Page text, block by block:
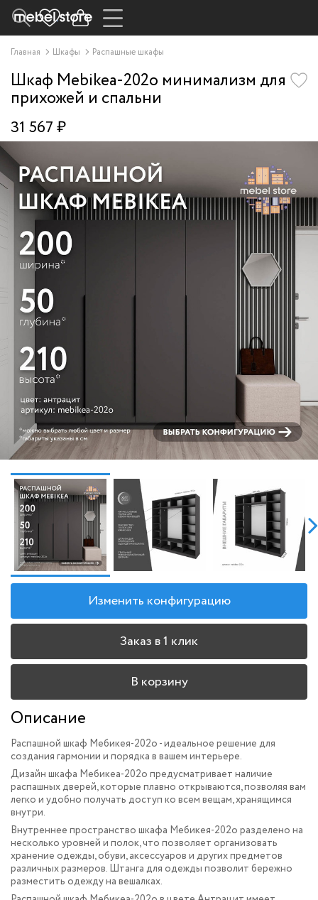
Главная Шкафы Распашные шкафы
Шкаф Mebikea-202o минимализм для
прихожей и спальни
31 567 ₽
Изменить конфигурацию
Заказ в 1 клик
В корзину
Описание
Распашной шкаф Мебикея-202o - идеальное решение для
создания гармонии и порядка в вашем интерьере.
Дизайн шкафа Мебикеа-202o предусматривает наличие
распашных дверей, которые плавно открываются, позволяя вам
легко и удобно получать доступ ко всем вещам, хранящимся
внутри.
Внутреннее пространство шкафа Мебикея-202o разделено на
несколько уровней и полок, что позволяет организовать
хранение одежды, обуви, аксессуаров и других предметов
различных размеров. Штанга для одежды позволит бережно
разместить одежду на вешалках.